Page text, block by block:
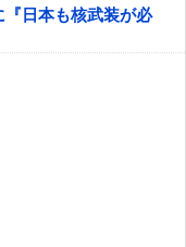
日本も核武装が必